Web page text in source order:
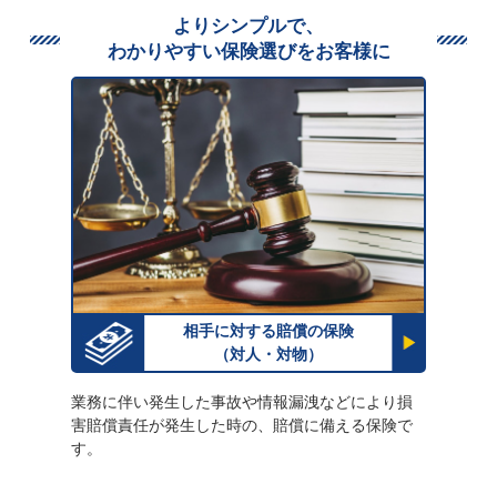
よりシンプルで、
わかりやすい保険選びをお客様に
相手に対する賠償の保険
（対人・対物）
業務に伴い発生した事故や情報漏洩などにより損
害賠償責任が発生した時の、賠償に備える保険で
す。